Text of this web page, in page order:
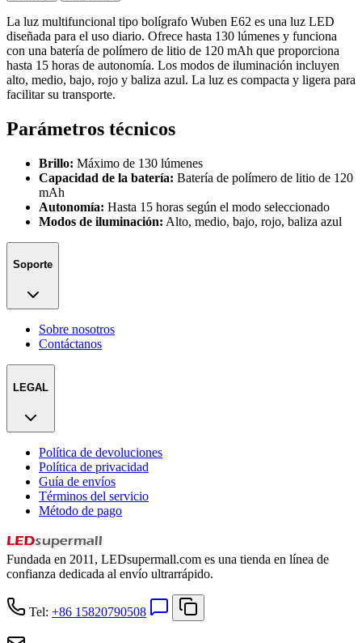
La luz multifuncional tipo bolígrafo Wuben E62 es una luz LED
diseñada para el uso diario. Ofrece hasta 130 lúmenes y funciona
con una batería de polímero de litio de 120 mAh que proporciona
hasta 15 horas de autonomía. Los modos de iluminación incluyen
alto, medio, bajo, rojo y baliza azul. La luz es compacta y ligera para
facilitar su transporte.
Parámetros técnicos
Brillo: Máximo de 130 lúmenes
Capacidad de la batería: Batería de polímero de litio de 120
mAh
Autonomía: Hasta 15 horas según el modo seleccionado
Modos de iluminación: Alto, medio, bajo, rojo, baliza azul
Soporte
Sobre nosotros
Contáctanos
LEGAL
Política de devoluciones
Política de privacidad
Guía de envíos
Términos del servicio
Método de pago
Fundada en 2011, LEDsupermall.com es una tienda en línea de
confianza dedicada al envío ultrarrápido.
Tel: +86 15820790508